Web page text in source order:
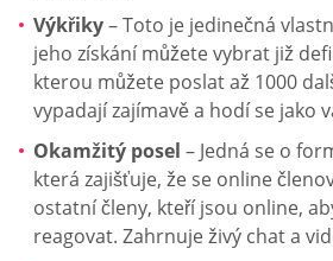
Výkřiky– Toto je jedinečná
jeho získání můžete vybrat již
kterou můžete poslat až 1000
vypadají zajímavě a hodí se jako
Okamžitý posel – Jedná se o
která zajišťuje, že se online
ostatní členy, kteří jsou online,
reagovat. Zahrnuje živý chat a